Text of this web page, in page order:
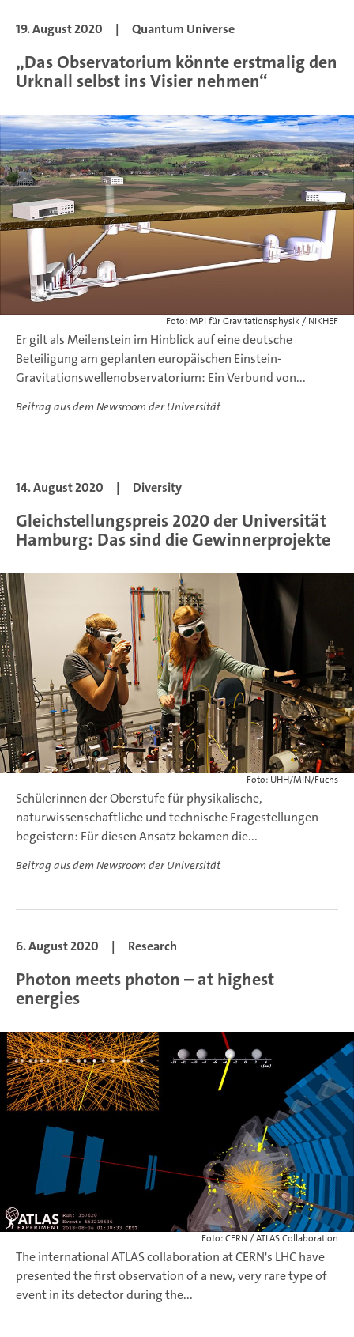
19. August 2020 | Quantum Universe
„Das Observatorium könnte erstmalig den
Urknall selbst ins Visier nehmen“
Foto: MPI für Gravitationsphysik / NIKHEF
Er gilt als Meilenstein im Hinblick auf eine deutsche
Beteiligung am geplanten europäischen Einstein-
Gravitationswellenobservatorium: Ein Verbund von...
Beitrag aus dem Newsroom der Universität
14. August 2020 | Diversity
Gleichstellungspreis 2020 der Universität
Hamburg: Das sind die Gewinnerprojekte
Foto: UHH/MIN/Fuchs
Schülerinnen der Oberstufe für physikalische,
naturwissenschaftliche und technische Fragestellungen
begeistern: Für diesen Ansatz bekamen die...
Beitrag aus dem Newsroom der Universität
6. August 2020 | Research
Photon meets photon – at highest
energies
Foto: CERN / ATLAS Collaboration
The international ATLAS collaboration at CERN's LHC have
presented the first observation of a new, very rare type of
event in its detector during the...